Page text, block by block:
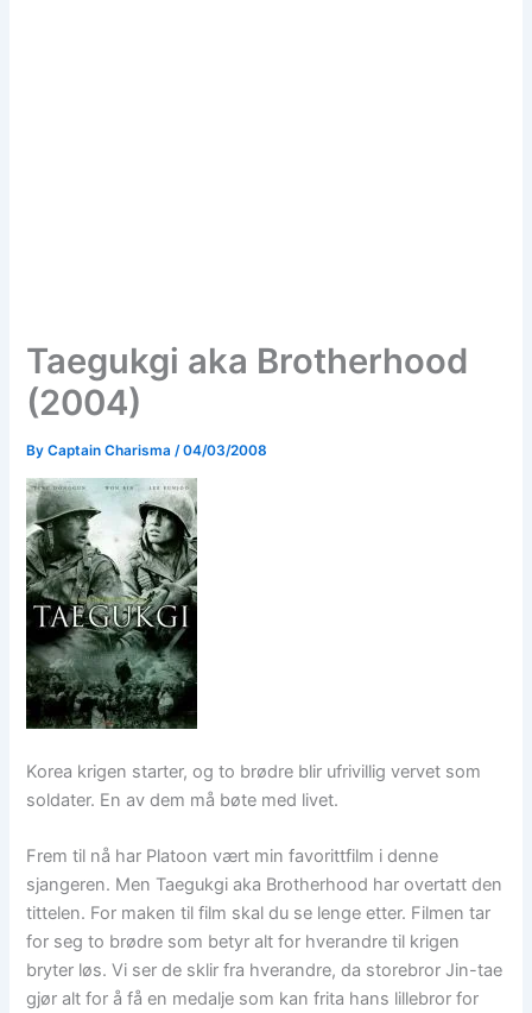
Taegukgi aka Brotherhood
(2004)
ByCaptain Charisma /04/03/2008
Korea krigen starter, og to brødre blir ufrivillig vervet som
soldater. En av dem må bøte med livet.
Frem til nå har Platoon vært min favorittfilm i denne
sjangeren. Men Taegukgi aka Brotherhood har overtatt den
tittelen. For maken til film skal du se lenge etter. Filmen tar
for seg to brødre som betyr alt for hverandre til krigen
bryter løs. Vi ser de sklir fra hverandre, da storebror Jin-tae
gjør alt for å få en medalje som kan frita hans lillebror for